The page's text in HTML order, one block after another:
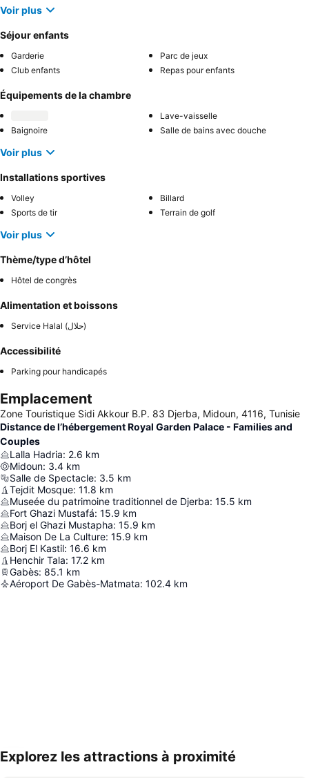
Voir plus
Séjour enfants
Garderie
Parc de jeux
Club enfants
Repas pour enfants
Équipements de la chambre
Lave-vaisselle
Baignoire
Salle de bains avec douche
Voir plus
Installations sportives
Volley
Billard
Sports de tir
Terrain de golf
Voir plus
Thème/type d’hôtel
Hôtel de congrès
Alimentation et boissons
Service Halal (حلال)
Accessibilité
Parking pour handicapés
Emplacement
Zone Touristique Sidi Akkour B.P. 83 Djerba, Midoun, 4116, Tunisie
Distance de l’hébergement Royal Garden Palace - Families and
Couples
Lalla Hadria: 2.6 km
Midoun: 3.4 km
Salle de Spectacle: 3.5 km
Tejdit Mosque: 11.8 km
Museée du patrimoine traditionnel de Djerba: 15.5 km
Fort Ghazi Mustafá: 15.9 km
Borj el Ghazi Mustapha: 15.9 km
Maison De La Culture: 15.9 km
Borj El Kastil: 16.6 km
Henchir Tala: 17.2 km
Gabès: 85.1 km
Aéroport De Gabès-Matmata: 102.4 km
Explorez les attractions à proximité